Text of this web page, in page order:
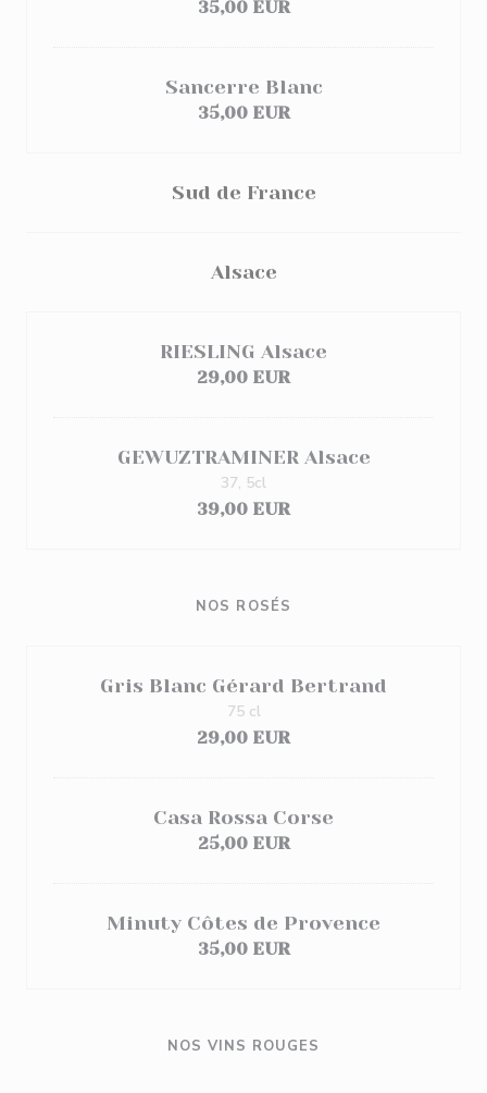
35,00 EUR
Sancerre Blanc
35,00 EUR
Sud de France
Alsace
RIESLING Alsace
29,00 EUR
GEWUZTRAMINER Alsace
39,00 EUR
37, 5cl
NOS ROSÉS
Gris Blanc Gérard Bertrand
29,00 EUR
75 cl
Casa Rossa Corse
25,00 EUR
Minuty Côtes de Provence
35,00 EUR
NOS VINS ROUGES